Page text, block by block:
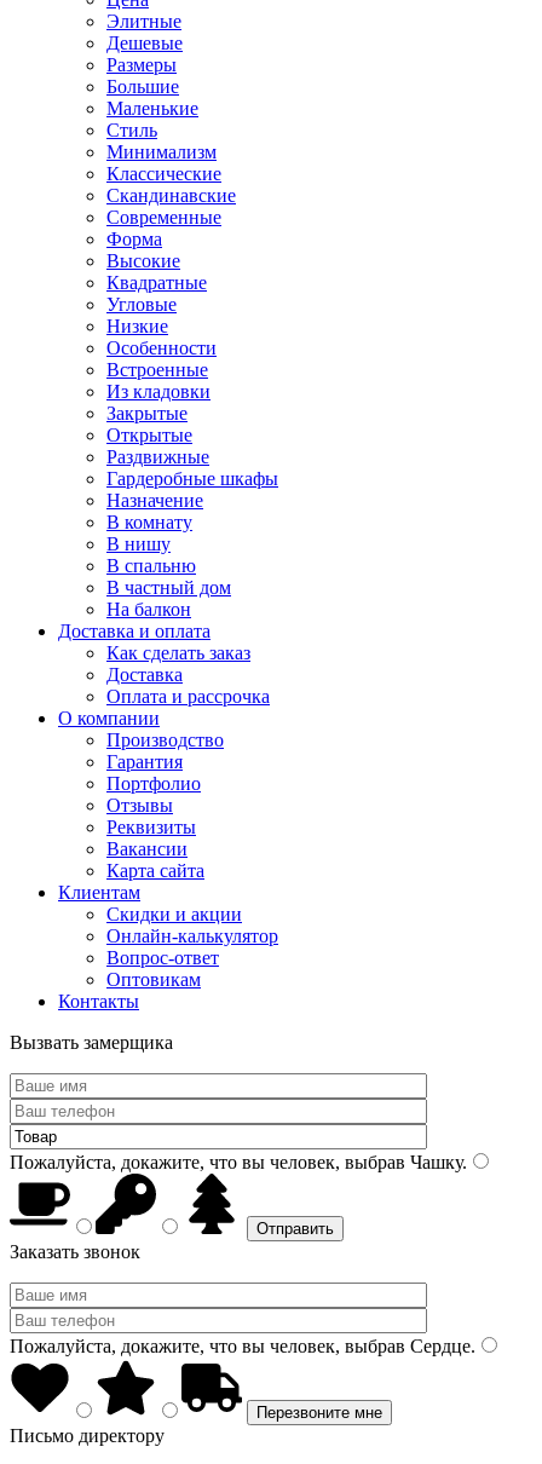
Элитные
Дешевые
Размеры
Большие
Маленькие
Стиль
Минимализм
Классические
Скандинавские
Современные
Форма
Высокие
Квадратные
Угловые
Низкие
Особенности
Встроенные
Из кладовки
Закрытые
Открытые
Раздвижные
Гардеробные шкафы
Назначение
В комнату
В нишу
В спальню
В частный дом
На балкон
Доставка и оплата
Как сделать заказ
Доставка
Оплата и рассрочка
О компании
Производство
Гарантия
Портфолио
Отзывы
Реквизиты
Вакансии
Карта сайта
Клиентам
Скидки и акции
Онлайн-калькулятор
Вопрос-ответ
Оптовикам
Контакты
Вызвать замерщика
Пожалуйста, докажите, что вы человек, выбрав Чашку.
Заказать звонок
Пожалуйста, докажите, что вы человек, выбрав Сердце.
Письмо директору